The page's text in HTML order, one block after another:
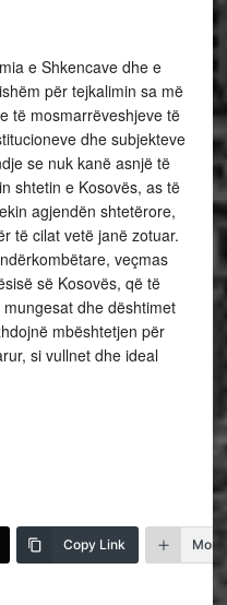
e Shkencave dhe e
për tejkalimin sa më
të mosmarrëveshjeve të
dhe subjekteve
se nuk kanë asnjë të
shtetin e Kosovës, as të
agjendën shtetërore,
të cilat vetë janë zotuar.
veçmas
së Kosovës, që të
dhe dështimet
mbështetjen për
si vullnet dhe ideal
Copy Link More